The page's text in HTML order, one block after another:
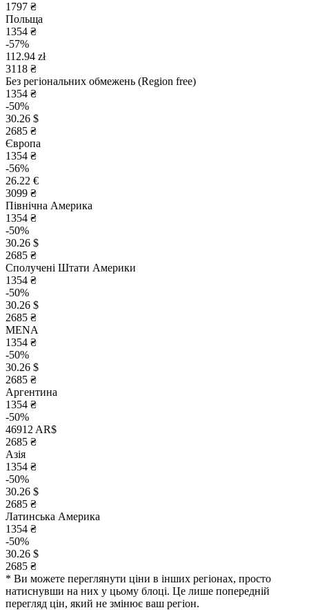
1797 ₴
Польща
1354 ₴
-57%
112.94 zł
3118 ₴
Без регіональних обмежень (Region free)
1354 ₴
-50%
30.26 $
2685 ₴
Європа
1354 ₴
-56%
26.22 €
3099 ₴
Північна Америка
1354 ₴
-50%
30.26 $
2685 ₴
Сполучені Штати Америки
1354 ₴
-50%
30.26 $
2685 ₴
MENA
1354 ₴
-50%
30.26 $
2685 ₴
Аргентина
1354 ₴
-50%
46912 AR$
2685 ₴
Азія
1354 ₴
-50%
30.26 $
2685 ₴
Латинська Америка
1354 ₴
-50%
30.26 $
2685 ₴
* Ви можете переглянути ціни в інших регіонах, просто
натиснувши на них у цьому блоці. Це лише попередній
перегляд цін, який не змінює ваш регіон.